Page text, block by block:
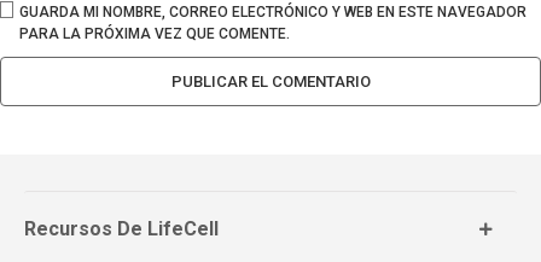
GUARDA MI NOMBRE, CORREO ELECTRÓNICO Y WEB EN ESTE NAVEGADOR
PARA LA PRÓXIMA VEZ QUE COMENTE.
Recursos De LifeCell